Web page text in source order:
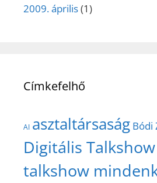
2009. április(1)
Címkefelhő
AI asztaltársaság Bódi
Digitális Talkshow
talkshow